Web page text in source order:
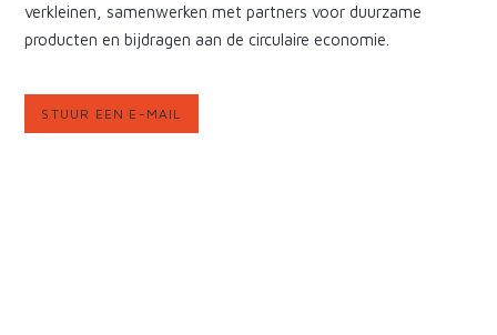
verkleinen, samenwerken met partners voor duurzame
producten en bijdragen aan de circulaire economie.
STUUR EEN E-MAIL